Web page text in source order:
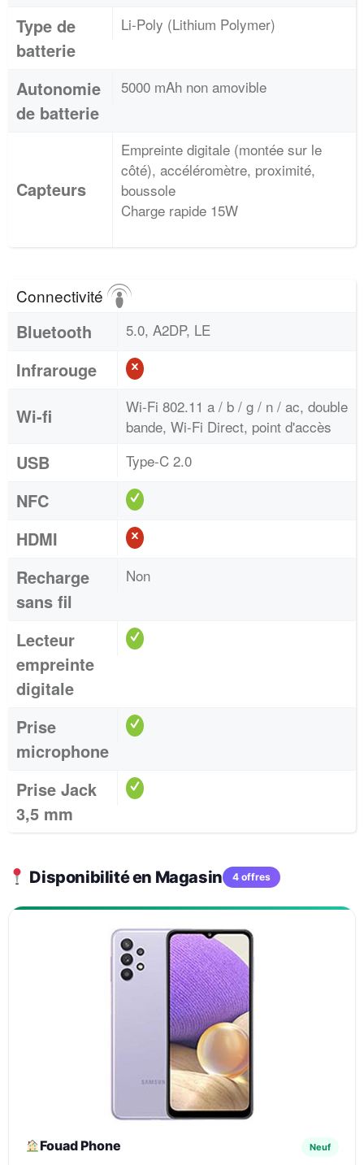
Type de
batterie
Li-Poly (Lithium Polymer)
Autonomie
de batterie
5000 mAh non amovible
Capteurs
Empreinte digitale (montée sur le
côté), accéléromètre, proximité,
boussole
Charge rapide 15W
Connectivité
Bluetooth 5.0, A2DP, LE
Infrarouge
Wi-fi
Wi-Fi 802.11 a / b / g / n / ac, double
bande, Wi-Fi Direct, point d'accès
USB Type-C 2.0
NFC
HDMI
Recharge
sans fil
Non
Lecteur
empreinte
digitale
Prise
microphone
Prise Jack
3,5 mm
Disponibilité en Magasin 4 offres
Fouad Phone Neuf